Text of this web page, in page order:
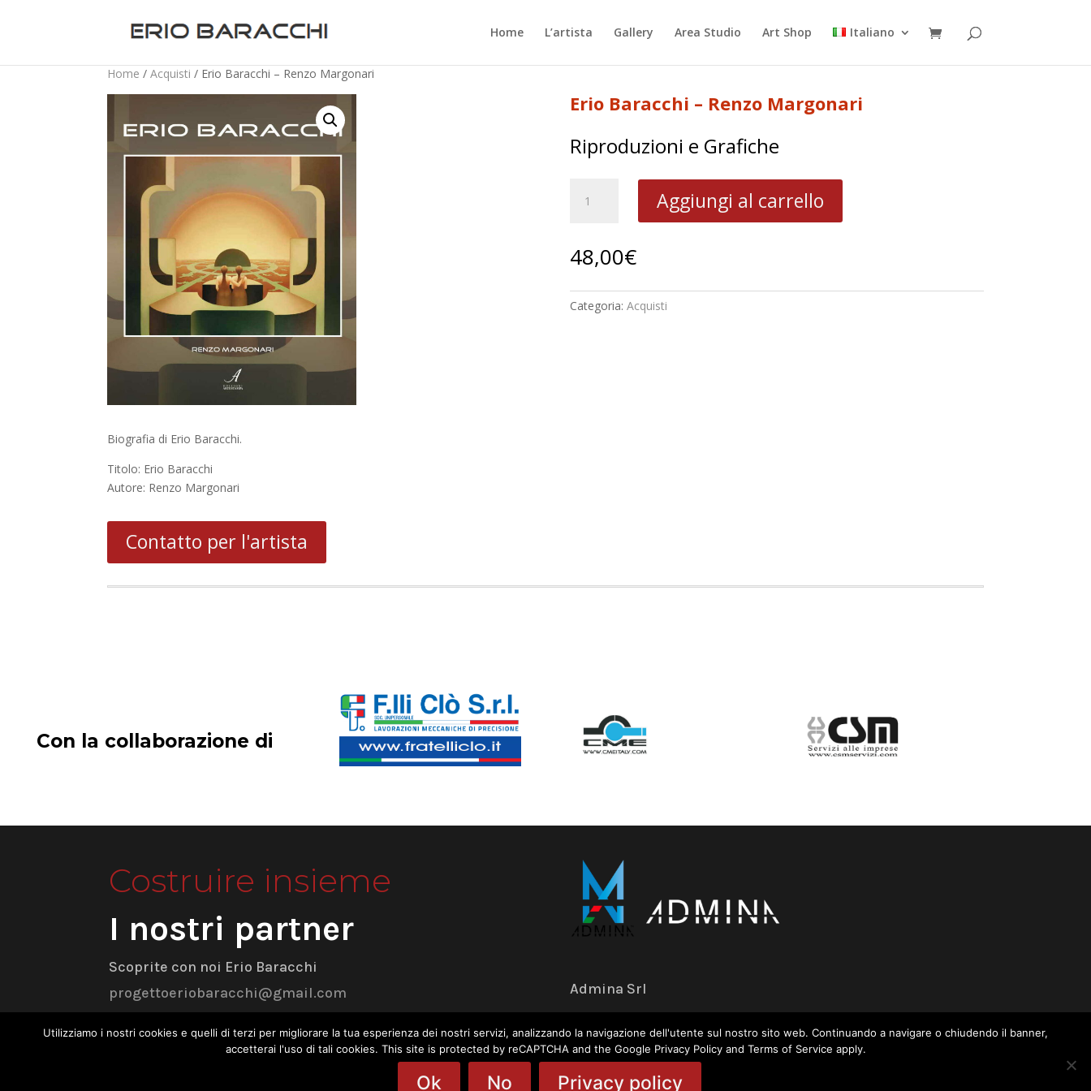
Home L’artista Gallery Area Studio Art Shop Italiano
Home / Acquisti / Erio Baracchi – Renzo Margonari
Biografia di Erio Baracchi.
Titolo: Erio Baracchi
Autore: Renzo Margonari
Contatto per l'artista
Erio Baracchi – Renzo Margonari
Riproduzioni e Grafiche
Baracchi
Margonari
Aggiungi al carrello
48,00€
Categoria: Acquisti
Con la collaborazione di
Costruire insieme
I nostri partner
Scoprite con noi Erio Baracchi
progettoeriobaracchi@gmail.com
Admina Srl
Via dell’Industria 18 – 41043 Formigine (MO)
+39 059 574 504
www.adminasrl.eu
Utilizziamo i nostri cookies e quelli di terzi per migliorare la tua esperienza dei nostri servizi, analizzando la navigazione dell'utente sul nostro sito web. Continuando a navigare o chiudendo il banner,
accetterai l'uso di tali cookies. This site is protected by reCAPTCHA and the Google Privacy Policy and Terms of Service apply.
Ok No Privacy policy